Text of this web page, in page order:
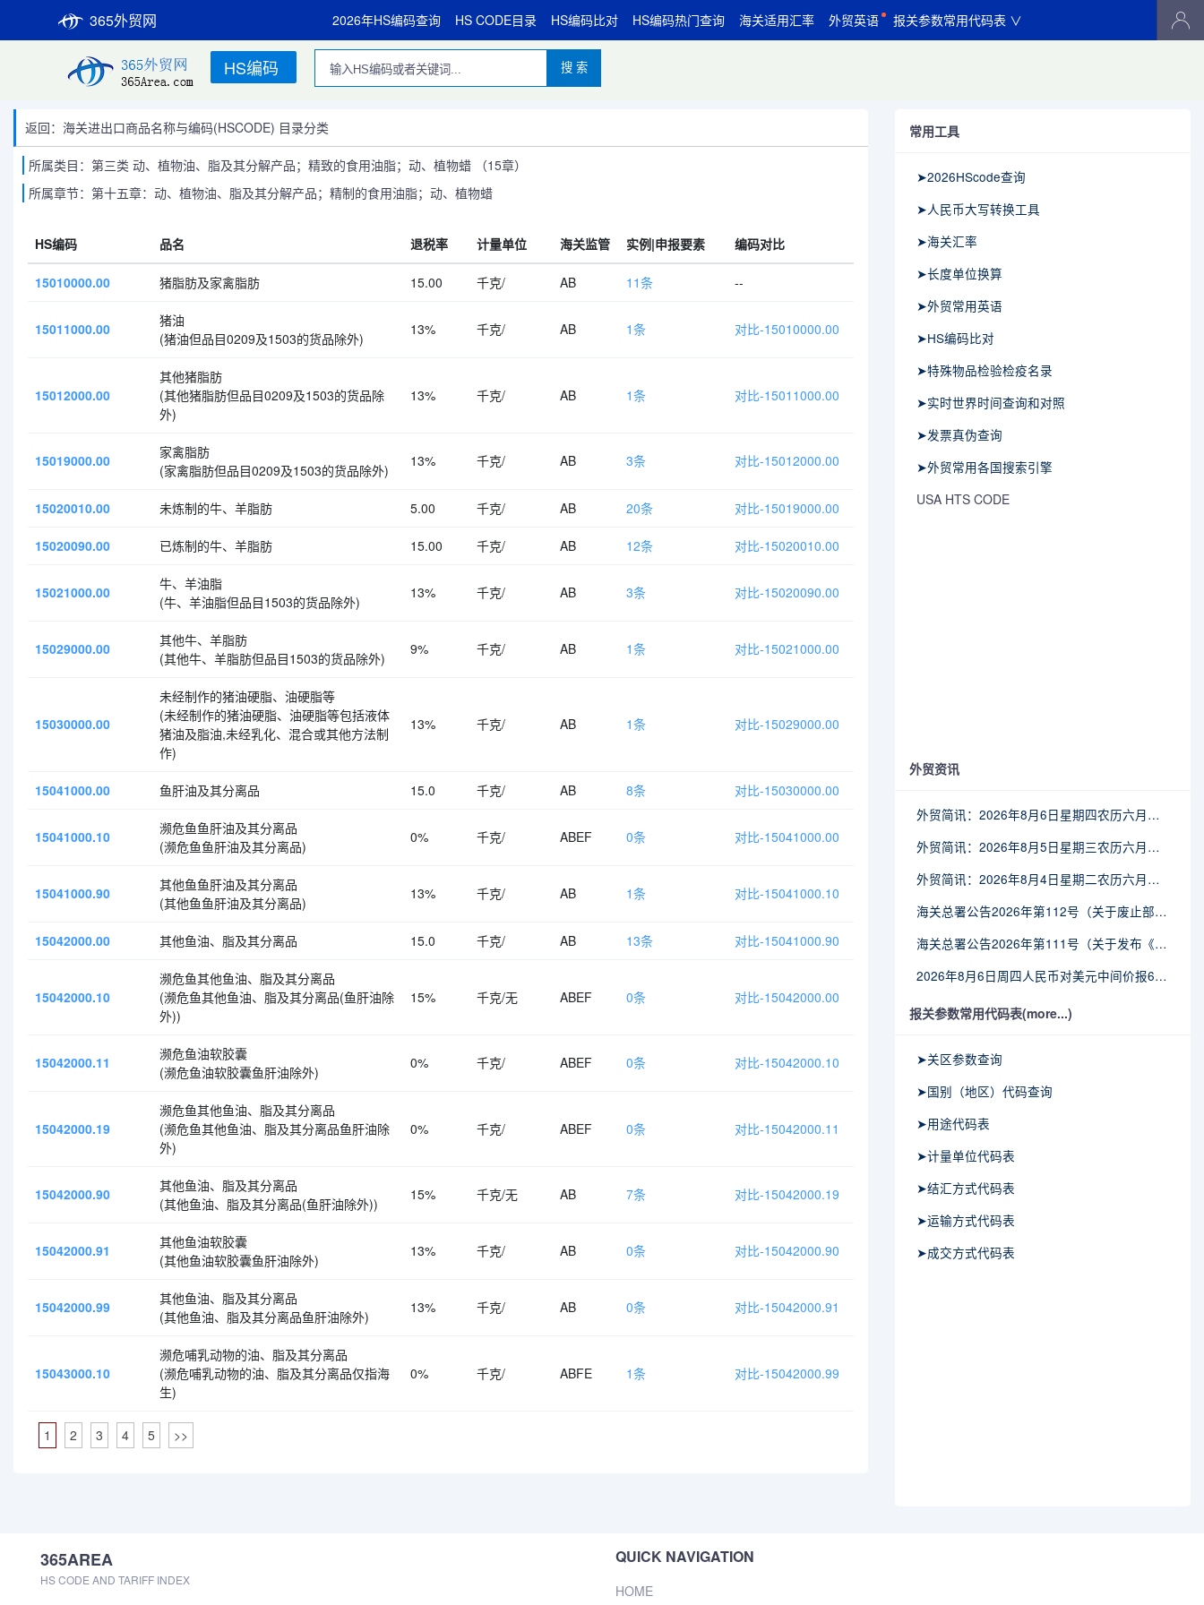
365外贸网 2026年HS编码查询 HS CODE目录 HS编码比对 HS编码热门查询 海关适用汇率 外贸英语 报关参数常用代码表 ∨
HS编码 搜 索
返回：海关进出口商品名称与编码(HSCODE) 目录分类
所属类目：第三类 动、植物油、脂及其分解产品；精致的食用油脂；动、植物蜡 （15章）
所属章节：第十五章：动、植物油、脂及其分解产品；精制的食用油脂；动、植物蜡
HS编码 品名 退税率 计量单位 海关监管 实例|申报要素 编码对比
15010000.00 猪脂肪及家禽脂肪 15.00 千克/ AB 11条 --
15011000.00
猪油
(猪油但品目0209及1503的货品除外)
13% 千克/ AB 1条 对比-15010000.00
15012000.00
其他猪脂肪
(其他猪脂肪但品目0209及1503的货品除
外)
13% 千克/ AB 1条 对比-15011000.00
15019000.00
家禽脂肪
(家禽脂肪但品目0209及1503的货品除外)
13% 千克/ AB 3条 对比-15012000.00
15020010.00 未炼制的牛、羊脂肪 5.00 千克/ AB 20条 对比-15019000.00
15020090.00 已炼制的牛、羊脂肪 15.00 千克/ AB 12条 对比-15020010.00
15021000.00
牛、羊油脂
(牛、羊油脂但品目1503的货品除外)
13% 千克/ AB 3条 对比-15020090.00
15029000.00
其他牛、羊脂肪
(其他牛、羊脂肪但品目1503的货品除外)
9% 千克/ AB 1条 对比-15021000.00
15030000.00
未经制作的猪油硬脂、油硬脂等
(未经制作的猪油硬脂、油硬脂等包括液体
猪油及脂油,未经乳化、混合或其他方法制
作)
13% 千克/ AB 1条 对比-15029000.00
15041000.00 鱼肝油及其分离品 15.0 千克/ AB 8条 对比-15030000.00
15041000.10
濒危鱼鱼肝油及其分离品
(濒危鱼鱼肝油及其分离品)
0% 千克/ ABEF 0条 对比-15041000.00
15041000.90
其他鱼鱼肝油及其分离品
(其他鱼鱼肝油及其分离品)
13% 千克/ AB 1条 对比-15041000.10
15042000.00 其他鱼油、脂及其分离品 15.0 千克/ AB 13条 对比-15041000.90
15042000.10
濒危鱼其他鱼油、脂及其分离品
(濒危鱼其他鱼油、脂及其分离品(鱼肝油除
外))
15% 千克/无 ABEF 0条 对比-15042000.00
15042000.11
濒危鱼油软胶囊
(濒危鱼油软胶囊鱼肝油除外)
0% 千克/ ABEF 0条 对比-15042000.10
15042000.19
濒危鱼其他鱼油、脂及其分离品
(濒危鱼其他鱼油、脂及其分离品鱼肝油除
外)
0% 千克/ ABEF 0条 对比-15042000.11
15042000.90
其他鱼油、脂及其分离品
(其他鱼油、脂及其分离品(鱼肝油除外))
15% 千克/无 AB 7条 对比-15042000.19
15042000.91
其他鱼油软胶囊
(其他鱼油软胶囊鱼肝油除外)
13% 千克/ AB 0条 对比-15042000.90
15042000.99
其他鱼油、脂及其分离品
(其他鱼油、脂及其分离品鱼肝油除外)
13% 千克/ AB 0条 对比-15042000.91
15043000.10
濒危哺乳动物的油、脂及其分离品
(濒危哺乳动物的油、脂及其分离品仅指海
生)
0% 千克/ ABFE 1条 对比-15042000.99
1 2 3 4 5 >>
常用工具
➤2026HScode查询
➤人民币大写转换工具
➤海关汇率
➤长度单位换算
➤外贸常用英语
➤HS编码比对
➤特殊物品检验检疫名录
➤实时世界时间查询和对照
➤发票真伪查询
➤外贸常用各国搜索引擎
USA HTS CODE
外贸资讯
外贸简讯：2026年8月6日星期四农历六月廿四
外贸简讯：2026年8月5日星期三农历六月廿三
外贸简讯：2026年8月4日星期二农历六月廿二
海关总署公告2026年第112号（关于废止部分卫生检疫类规范性文件的公告）
海关总署公告2026年第111号（关于发布《进出境动植物检疫处理监督管理工作规定》《进出境卫生处理监督管理工作规定》的公告）
2026年8月6日周四人民币对美元中间价报6.7895调贬6个基点
报关参数常用代码表(more...)
➤关区参数查询
➤国别（地区）代码查询
➤用途代码表
➤计量单位代码表
➤结汇方式代码表
➤运输方式代码表
➤成交方式代码表
365AREA
HS CODE AND TARIFF INDEX
QUICK NAVIGATION
HOME